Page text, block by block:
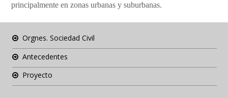
principalmente en zonas urbanas y suburbanas.
Orgnes. Sociedad Civil
Antecedentes
Proyecto